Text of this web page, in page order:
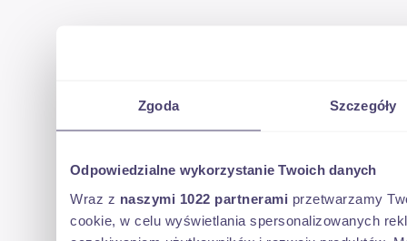
Zgoda Szczegóły
Odpowiedzialne wykorzystanie Twoich danych
Wraz z naszymi 1022 partnerami przetwarzamy
cookie, w celu wyświetlania spersonalizowanych